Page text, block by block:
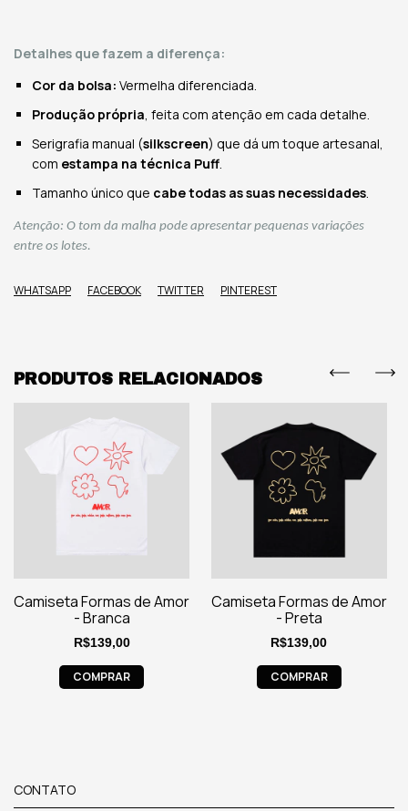
Detalhes que fazem a diferença:
Cor da bolsa: Vermelha diferenciada.
Produção própria, feita com atenção em cada detalhe.
Serigrafia manual (silkscreen) que dá um toque artesanal,
com estampa na técnica Puff.
Tamanho único que cabe todas as suas necessidades.
Atenção: O tom da malha pode apresentar pequenas variações
entre os lotes.
WHATSAPP FACEBOOK TWITTER PINTEREST
PRODUTOS RELACIONADOS
Camiseta Formas de Amor
- Branca
R$139,00
COMPRAR
Camiseta Formas de Amor
- Preta
R$139,00
COMPRAR
CONTATO